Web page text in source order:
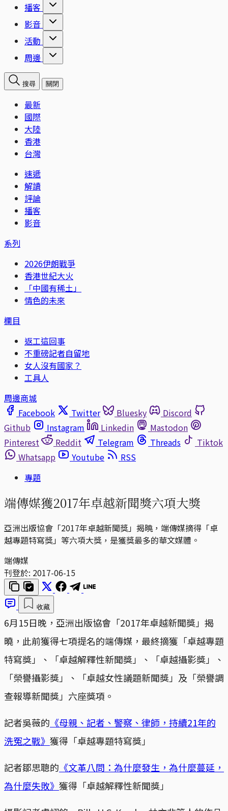
播客
影音
活動
周邊
搜尋 關閉
最新
國際
大陸
香港
台灣
速遞
解讀
評論
播客
影音
系列
2026伊朗戰爭
香港世紀大火
「中國有稀土」
情色的未來
欄目
返工這回事
不重磅記者自留地
女人沒有國家？
工具人
周邊商城
Facebook
Twitter Bluesky
Discord
Github
Instagram Linkedin
Mastodon
Pinterest
Reddit Telegram Threads
Tiktok
Whatsapp
Youtube
RSS
專題
端傳媒獲2017年卓越新聞獎六項大獎
亞洲出版協會「2017年卓越新聞獎」揭曉，端傳媒摘得「卓
越專題特寫獎」等六項大獎，是獲獎最多的華文媒體。
端傳媒
刊登於: 2017-06-15
收藏
6月15日晚，亞洲出版協會「2017年卓越新聞獎」揭
曉，此前獲得七項提名的端傳媒，最終摘獲「卓越專題
特寫獎」、「卓越解釋性新聞獎」、「卓越攝影獎」、
「榮譽攝影獎」、「卓越女性議題新聞獎」及「榮譽調
查報導新聞獎」六座獎項。
記者吳薇的 《母親、記者、警察、律師，持續21年的
洗冤之戰》 獲得「卓越專題特寫獎」
記者鄒思聰的 《文革八問：為什麼發生，為什麼蔓延，
為什麼失敗》 獲得「卓越解釋性新聞獎」